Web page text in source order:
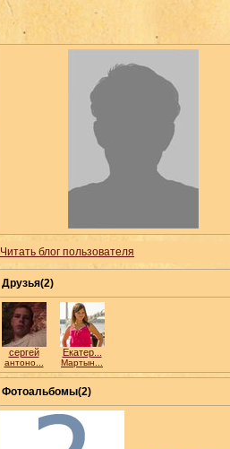
Читать блог пользователя
Друзья(2)
сергей
антоно...
Екатер...
Мартын...
Фотоальбомы(2)